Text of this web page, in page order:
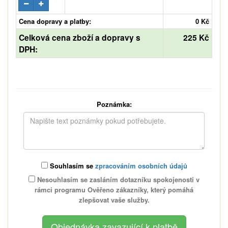
Cena dopravy a platby: 0 Kč
Celková cena zboží a dopravy s
DPH:
225 Kč
Poznámka:
Souhlasím se zpracováním osobních údajů
Nesouhlasím se zasláním dotazníku spokojenosti v
rámci programu Ověřeno zákazníky, který pomáhá
zlepšovat vaše služby.